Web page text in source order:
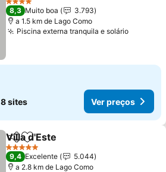
4 Estrelas
8,3 Muito boa
3.793
a 1.5 km de Lago Como
Piscina externa tranquila e solário
8 sites Ver preços
PartilharAdicionar aos favoritos
Villa d'Este
5 Estrelas
9,4 Excelente
5.044
a 2.8 km de Lago Como